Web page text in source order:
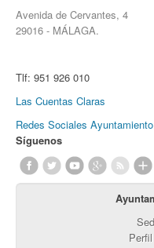
Avenida de Cervantes, 4
29016 - MÁLAGA.
Tlf: 951 926 010
Las Cuentas Claras
Redes Sociales Ayuntamiento
Síguenos